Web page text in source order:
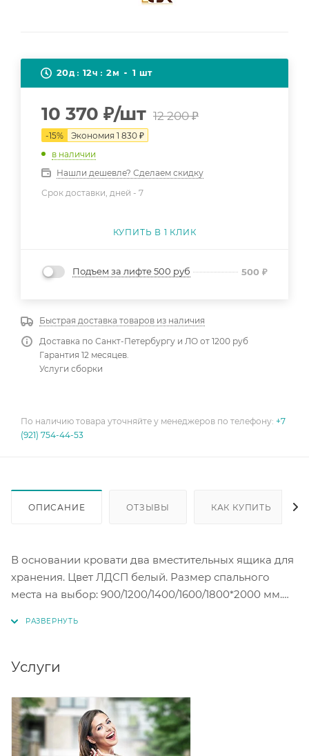
20д 12ч 2м 1 шт
10 370 ₽/шт 12 200₽
-15% Экономия 1 830 ₽
в наличии
Нашли дешевле? Сделаем скидку
Срок доставки, дней - 7
КУПИТЬ В 1 КЛИК
Подъем за лифте 500 руб 500 ₽
Быстрая доставка товаров из наличия
Доставка по Санкт-Петербургу и ЛО от 1200 руб
Гарантия 12 месяцев.
Услуги сборки
По наличию товара уточняйте у менеджеров по телефону: +7
(921) 754-44-53
ОПИСАНИЕ ОТЗЫВЫ КАК КУПИТЬ
В основании кровати два вместительных ящика для
хранения. Цвет ЛДСП белый. Размер спального
места на выбор: 900/1200/1400/1600/1800*2000 мм.
Услуги